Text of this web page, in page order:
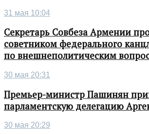
31 мая 10:04
Секретарь Совбеза Армении
советником федерального
по внешнеполитическим
30 мая 20:31
Премьер-министр Пашинян
парламентскую делегацию
30 мая 20:29